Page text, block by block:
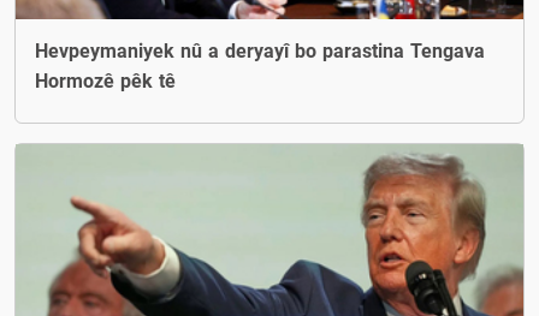
Hevpeymaniyek nû a deryayî bo parastina Tengava
Hormozê pêk tê